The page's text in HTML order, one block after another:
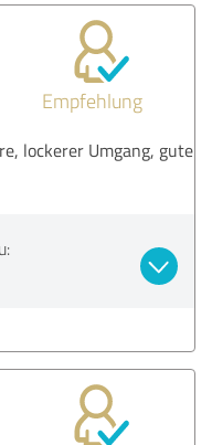
Empfehlung
lockerer Umgang, gute